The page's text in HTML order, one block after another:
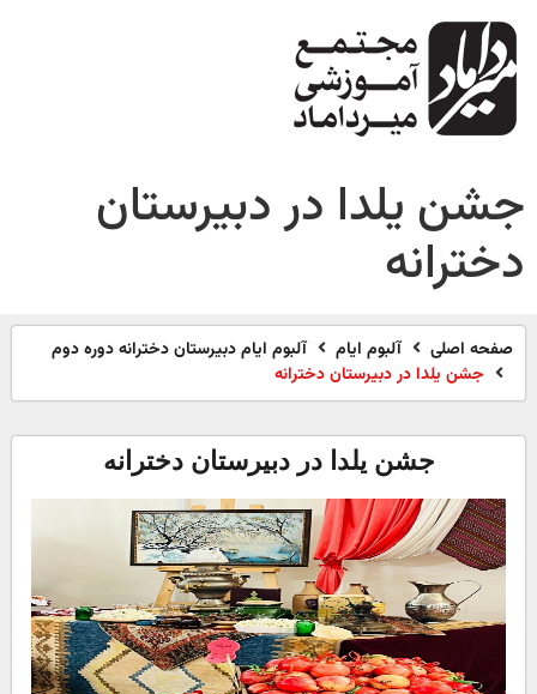
جشن یلدا در دبیرستان
دخترانه
صفحه اصلی آلبوم ایام
آلبوم ایام دبیرستان دخترانه دوره دوم
جشن یلدا در دبیرستان دخترانه
جشن یلدا در دبیرستان دخترانه